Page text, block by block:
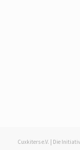
Cuxkiters e.V. | Die